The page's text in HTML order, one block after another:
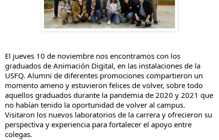
El jueves 10 de noviembre nos encontramos con los
graduados de Animación Digital, en las instalaciones de la
USFQ. Alumni de diferentes promociones compartieron un
momento ameno y estuvieron felices de volver, sobre todo
aquellos graduados durante la pandemia de 2020 y 2021 que
no habían tenido la oportunidad de volver al campus.
Visitaron los nuevos laboratorios de la carrera y ofrecieron su
perspectiva y experiencia para fortalecer el apoyo entre
colegas.